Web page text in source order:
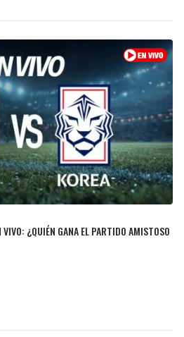
¿QUIÉN GANA EL PARTIDO AMISTOSO